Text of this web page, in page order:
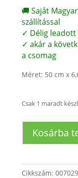
🚚 Saját
szállítással
✓ Délig leadott
✓ akár a
a csomag
Méret: 50 cm x
Csak 1 maradt
zöldségfiók
mennyiség
Kosárba
Cikkszám: